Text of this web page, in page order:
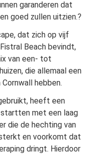
garanderen dat
goed zullen uitzien.?
dat zich op vijf
Beach bevindt,
van een- tot
die allemaal een
hebben.
heeft een
startten met een laag
die de hechting van
en voorkomt dat
dringt. Hierdoor